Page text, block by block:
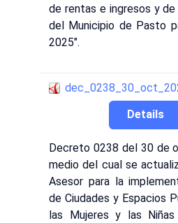
de rentas e ingresos y
del Municipio de Pasto
2025".
Details
Decreto 0238 del 30 de
medio del cual se
Asesor para la
de Ciudades y Espacios
las Mujeres y las